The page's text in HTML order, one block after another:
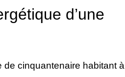
d’une
de cinquantenaire habitant à